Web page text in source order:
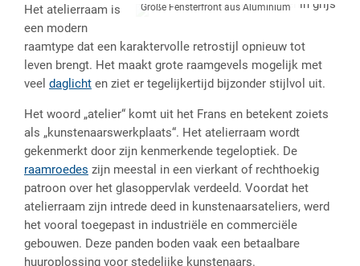
Große Fensterfront aus Aluminium
Het atelierraam is
een modern
raamtype dat een karaktervolle retrostijl opnieuw tot
leven brengt. Het maakt grote raamgevels mogelijk met
veel daglicht en ziet er tegelijkertijd bijzonder stijlvol uit.
Het woord „atelier“ komt uit het Frans en betekent zoiets
als „kunstenaarswerkplaats“. Het atelierraam wordt
gekenmerkt door zijn kenmerkende tegeloptiek. De
raamroedes zijn meestal in een vierkant of rechthoekig
patroon over het glasoppervlak verdeeld. Voordat het
atelierraam zijn intrede deed in kunstenaarsateliers, werd
het vooral toegepast in industriële en commerciële
gebouwen. Deze panden boden vaak een betaalbare
huuroplossing voor stedelijke kunstenaars.